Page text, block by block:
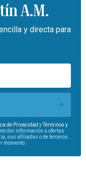
A.M.
y directa para
de Privacidad yTérminos y
información u ofertas
sus afiliadas o de terceros.
momento.